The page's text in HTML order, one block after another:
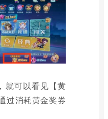
就可以看见【黄
过消耗黄金奖券